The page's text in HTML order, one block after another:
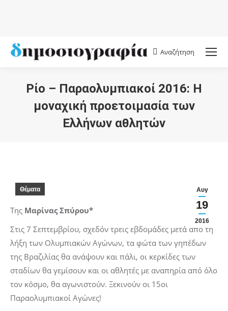
Search:
Αναζήτηση
Ρίο – Παραολυμπιακοί 2016: Η
μοναχική προετοιμασία των
Ελλήνων αθλητών
Αυγ
19
2016
Θέματα
Tης Μαρίνας Σπύρου*
Στις 7 Σεπτεμβρίου, σχεδόν τρεις εβδομάδες μετά από τη
λήξη των Ολυμπιακών Αγώνων, τα φώτα των γηπέδων
της Βραζιλίας θα ανάψουν και πάλι, οι κερκίδες των
σταδίων θα γεμίσουν και οι αθλητές με αναπηρία από όλο
τον κόσμο, θα αγωνιστούν. Ξεκινούν οι 15οι
Παραολυμπιακοί Αγώνες!